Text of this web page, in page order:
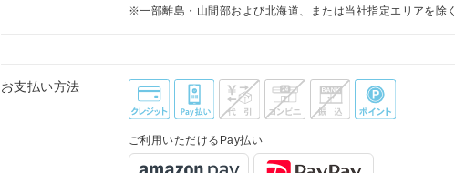
※一部離島・山間部および北海道、または当社指定エリアを除く
お支払い方法
ご利用いただけるPay払い